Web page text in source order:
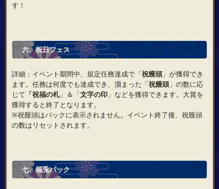
す！
六、祝日フェス
詳細：イベント期間中、規定任務達成で「祝饅頭」が獲得でき
ます。任務は何度でも達成でき、溜まった「祝饅頭」の数に応
じて 「祝福の札」＆「文字の印」などを獲得できます。大賞を
獲得すると終了となります。
※祝饅頭はバックに表示されません。イベント終了後、祝饅頭
の数はリセットされます。
七、福兎パック